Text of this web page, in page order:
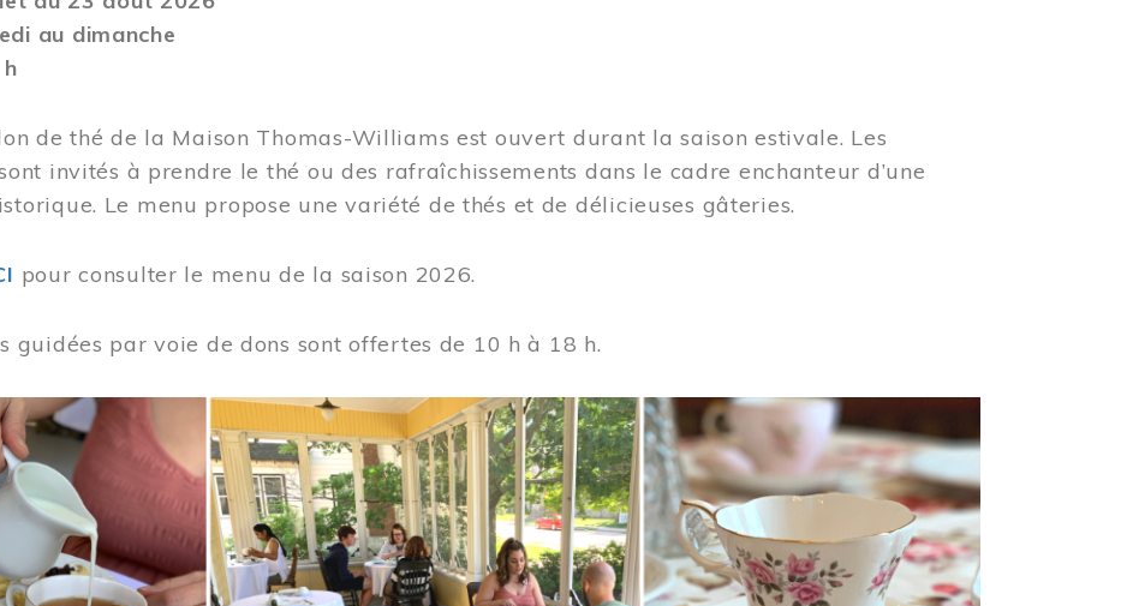
au dimanche
de thé de la Maison Thomas-Williams est ouvert durant la saison estivale. Les
invités à prendre le thé ou des rafraîchissements dans le cadre enchanteur d’une
Le menu propose une variété de thés et de délicieuses gâteries.
pour consulter le menu de la saison 2026.
guidées par voie de dons sont offertes de 10 h à 18 h.